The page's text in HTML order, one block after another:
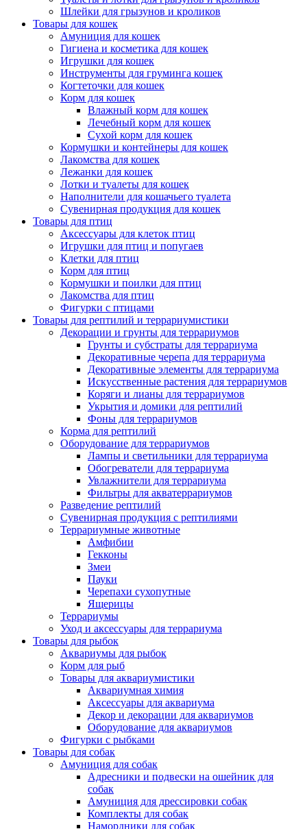
Шлейки для грызунов и кроликов
Товары для кошек
Амуниция для кошек
Гигиена и косметика для кошек
Игрушки для кошек
Инструменты для груминга кошек
Когтеточки для кошек
Корм для кошек
Влажный корм для кошек
Лечебный корм для кошек
Сухой корм для кошек
Кормушки и контейнеры для кошек
Лакомства для кошек
Лежанки для кошек
Лотки и туалеты для кошек
Наполнители для кошачьего туалета
Сувенирная продукция для кошек
Товары для птиц
Аксессуары для клеток птиц
Игрушки для птиц и попугаев
Клетки для птиц
Корм для птиц
Кормушки и поилки для птиц
Лакомства для птиц
Фигурки с птицами
Товары для рептилий и террариумистики
Декорации и грунты для террариумов
Грунты и субстраты для террариума
Декоративные черепа для террариума
Декоративные элементы для террариума
Искусственные растения для террариумов
Коряги и лианы для террариумов
Укрытия и домики для рептилий
Фоны для террариумов
Корма для рептилий
Оборудование для террариумов
Лампы и светильники для террариума
Обогреватели для террариума
Увлажнители для террариума
Фильтры для акватеррариумов
Разведение рептилий
Сувенирная продукция с рептилиями
Террариумные животные
Амфибии
Гекконы
Змеи
Пауки
Черепахи сухопутные
Ящерицы
Террариумы
Уход и аксессуары для террариума
Товары для рыбок
Аквариумы для рыбок
Корм для рыб
Товары для аквариумистики
Аквариумная химия
Аксессуары для аквариума
Декор и декорации для аквариумов
Оборудование для аквариумов
Фигурки с рыбками
Товары для собак
Амуниция для собак
Адресники и подвески на ошейник для
собак
Амуниция для дрессировки собак
Комплекты для собак
Намордники для собак